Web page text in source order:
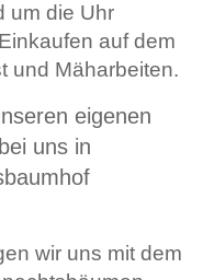
um die Uhr
auf dem
und Mäharbeiten.
eigenen
uns in
wir uns mit dem